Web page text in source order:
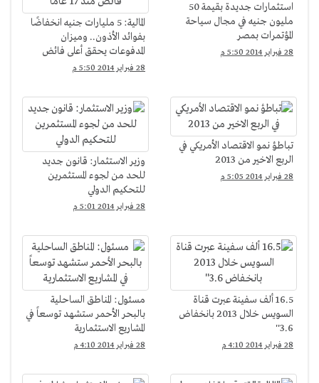
استثمارات جديدة بقيمة 50
مليون جنيه في مجال سياحة
المؤتمرات بمصر
28 فبراير 2014 5:50 م
المالية: 5 مليارات جنيه انخفاضًا
بفوائد الأذون.. وميزان
المدفوعات يحقق أعلى فائض
منذ 17 عامًا
28 فبراير 2014 5:50 م
تباطؤ نمو الاقتصاد الأمريكي في
الربع الاخير من 2013
28 فبراير 2014 5:05 م
وزير الاستثمار: قانون جديد
للحد من لجوء المستثمرين
للتحكيم الدولي
28 فبراير 2014 5:01 م
16.5 ألف سفينة عبرت قناة
السويس خلال 2013 بانخفاض
3.6''
28 فبراير 2014 4:10 م
مسئول: المناطق الساحلية
بالبحر الأحمر ستشهد توسعاً في
المشاريع الاستثمارية
28 فبراير 2014 4:10 م